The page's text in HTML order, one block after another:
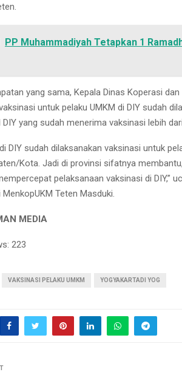
PP Muhammadiyah Tetapkan 1
yang sama, Kepala Dinas Koperasi dan
untuk pelaku UMKM di DIY sudah
DIY yang sudah menerima vaksinasi lebih
DIY sudah dilaksanakan vaksinasi untuk
Kota. Jadi di provinsi sifatnya
pelaksanaan vaksinasi di DIY,”
Teten Masduki.
MEDIA
223
VAKSINASI PELAKU UMKM YOGYAKARTADI YOG